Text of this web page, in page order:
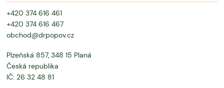
+420 374 616 461
+420 374 616 467
obchod@drpopov.cz
Plzeňská 857, 348 15 Planá
Česká republika
IČ: 26 32 48 81